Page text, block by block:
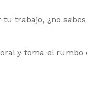
trabajo, ¿no
y toma el rumbo